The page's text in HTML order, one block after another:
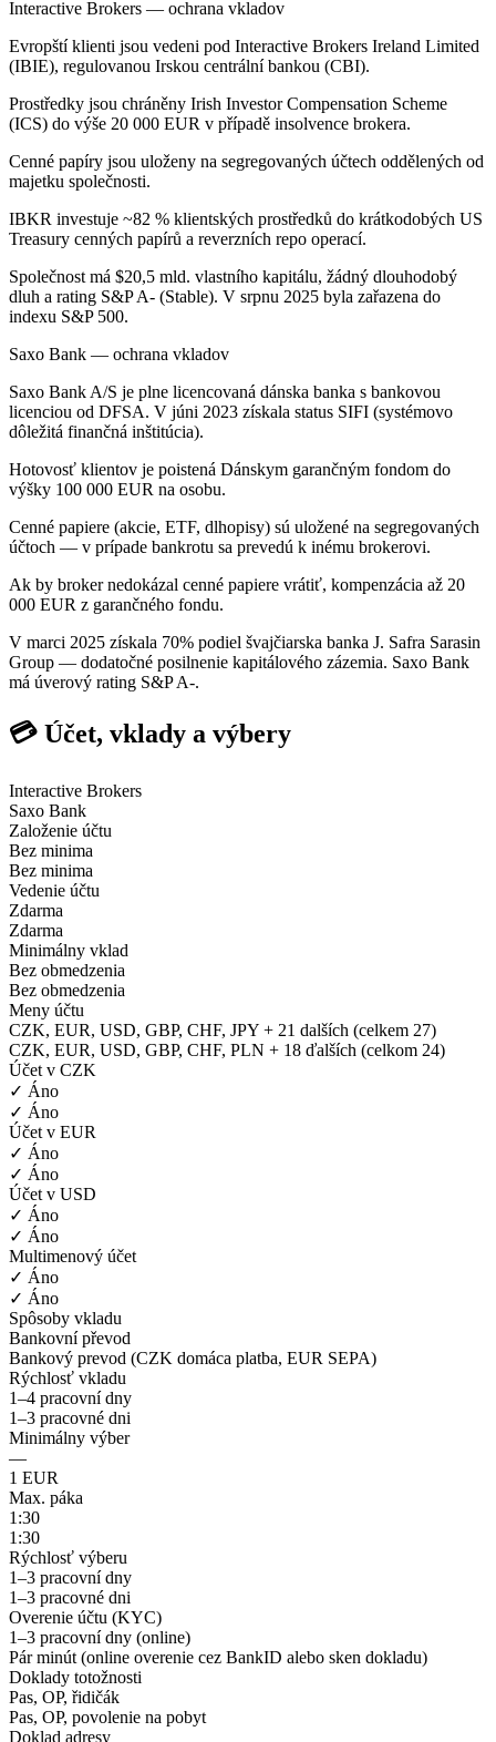
Interactive Brokers — ochrana vkladov
Evropští klienti jsou vedeni pod Interactive Brokers Ireland Limited
(IBIE), regulovanou Irskou centrální bankou (CBI).
Prostředky jsou chráněny Irish Investor Compensation Scheme
(ICS) do výše 20 000 EUR v případě insolvence brokera.
Cenné papíry jsou uloženy na segregovaných účtech oddělených od
majetku společnosti.
IBKR investuje ~82 % klientských prostředků do krátkodobých US
Treasury cenných papírů a reverzních repo operací.
Společnost má $20,5 mld. vlastního kapitálu, žádný dlouhodobý
dluh a rating S&P A- (Stable). V srpnu 2025 byla zařazena do
indexu S&P 500.
Saxo Bank — ochrana vkladov
Saxo Bank A/S je plne licencovaná dánska banka s bankovou
licenciou od DFSA. V júni 2023 získala status SIFI (systémovo
dôležitá finančná inštitúcia).
Hotovosť klientov je poistená Dánskym garančným fondom do
výšky 100 000 EUR na osobu.
Cenné papiere (akcie, ETF, dlhopisy) sú uložené na segregovaných
účtoch — v prípade bankrotu sa prevedú k inému brokerovi.
Ak by broker nedokázal cenné papiere vrátiť, kompenzácia až 20
000 EUR z garančného fondu.
V marci 2025 získala 70% podiel švajčiarska banka J. Safra Sarasin
Group — dodatočné posilnenie kapitálového zázemia. Saxo Bank
má úverový rating S&P A-.
💳 Účet, vklady a výbery
Interactive Brokers
Saxo Bank
Založenie účtu
Bez minima
Bez minima
Vedenie účtu
Zdarma
Zdarma
Minimálny vklad
Bez obmedzenia
Bez obmedzenia
Meny účtu
CZK, EUR, USD, GBP, CHF, JPY + 21 dalších (celkem 27)
CZK, EUR, USD, GBP, CHF, PLN + 18 ďalších (celkom 24)
Účet v CZK
✓ Áno
✓ Áno
Účet v EUR
✓ Áno
✓ Áno
Účet v USD
✓ Áno
✓ Áno
Multimenový účet
✓ Áno
✓ Áno
Spôsoby vkladu
Bankovní převod
Bankový prevod (CZK domáca platba, EUR SEPA)
Rýchlosť vkladu
1–4 pracovní dny
1–3 pracovné dni
Minimálny výber
—
1 EUR
Max. páka
1:30
1:30
Rýchlosť výberu
1–3 pracovní dny
1–3 pracovné dni
Overenie účtu (KYC)
1–3 pracovní dny (online)
Pár minút (online overenie cez BankID alebo sken dokladu)
Doklady totožnosti
Pas, OP, řidičák
Pas, OP, povolenie na pobyt
Doklad adresy